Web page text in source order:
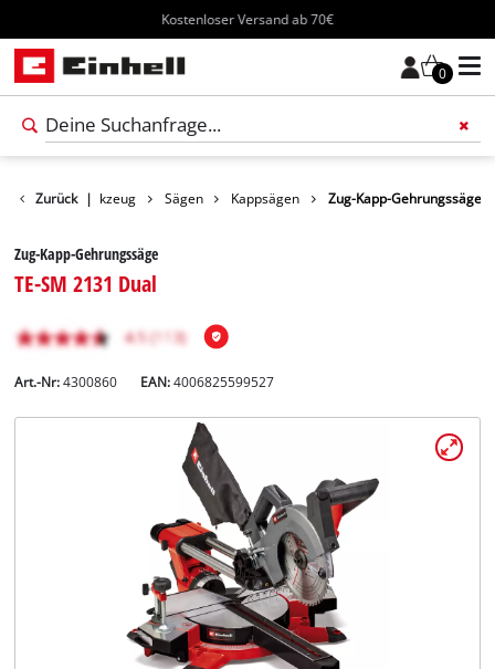
Kostenloser Versand ab 70€
0
Zurück |
Werkzeug Sägen Kappsägen Zug-Kapp-Gehrungssäge
Zug-Kapp-Gehrungssäge
TE-SM 2131 Dual
Art.-Nr: 4300860 EAN:4006825599527